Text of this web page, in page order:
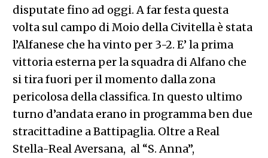
disputate fino ad oggi. A far festa questa
volta sul campo di Moio della Civitella è stata
l’Alfanese che ha vinto per 3-2. E’ la prima
vittoria esterna per la squadra di Alfano che
si tira fuori per il momento dalla zona
pericolosa della classifica. In questo ultimo
turno d’andata erano in programma ben due
stracittadine a Battipaglia. Oltre a Real
Stella-Real Aversana, al “S. Anna”,